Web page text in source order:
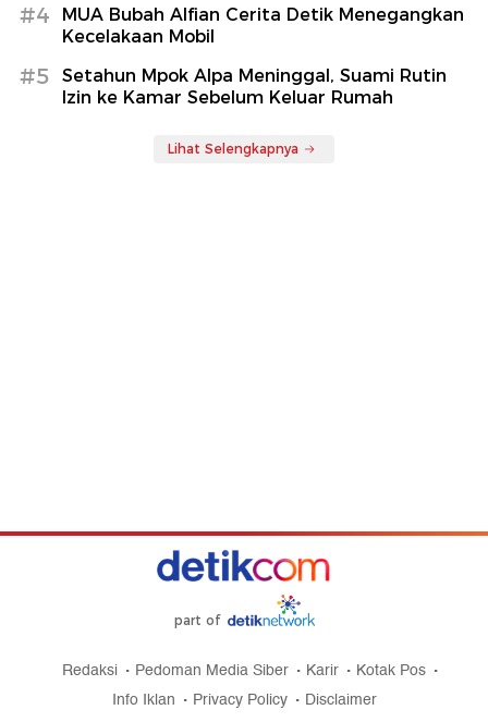
#4
MUA Bubah Alfian Cerita Detik Menegangkan
Kecelakaan Mobil
#5
Setahun Mpok Alpa Meninggal, Suami Rutin
Izin ke Kamar Sebelum Keluar Rumah
Lihat Selengkapnya
part of
Redaksi Pedoman Media Siber Karir
Kotak Pos
Info Iklan
Privacy Policy Disclaimer